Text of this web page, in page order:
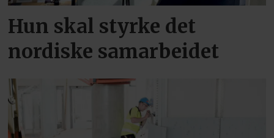
Hun skal styrke det
nordiske samarbeidet